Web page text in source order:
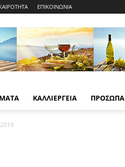
ΕΠΙΚΟΙΝΩΝΙΑ
ΚΑΛΛΙΕΡΓΕΙΑ ΠΡΟΣΩΠΑ